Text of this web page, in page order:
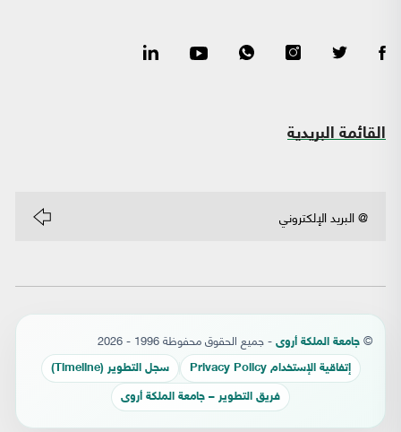
القائمة البريدية
© جامعة الملكة أروى - جميع الحقوق محفوظة 1996 - 2026
إتفاقية الإستخدام Privacy Policy سجل التطوير (Timeline)
فريق التطوير – جامعة الملكة أروى